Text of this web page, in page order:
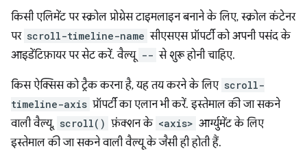
किसी एलिमेंट पर स्क्रोल प्रोग्रेस टाइमलाइन बनाने के लिए, स्क्रोल कंटेनर
पर scroll-timeline-name सीएसएस प्रॉपर्टी को अपनी पसंद के
आइडेंटिफ़ायर पर सेट करें. वैल्यू -- से शुरू होनी चाहिए.
किस ऐक्सिस को ट्रैक करना है, यह तय करने के लिए scroll-
timeline-axis प्रॉपर्टी का एलान भी करें. इस्तेमाल की जा सकने
वाली वैल्यू, scroll() फ़ंक्शन के <axis> आर्ग्युमेंट के लिए
इस्तेमाल की जा सकने वाली वैल्यू के जैसी ही होती हैं.